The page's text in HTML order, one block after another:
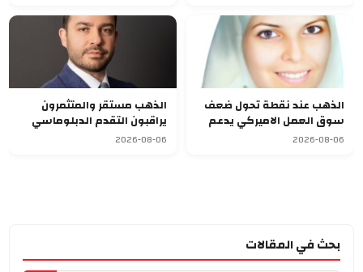
الذهب عند نقطة تحول ضعف
سوق العمل الاميركي يدعم
الصعود
2026-08-06
الذهب مستقر والمتثمرون
يراقبون التقدم الدبلوماسي
بالشرق الاوسط
2026-08-06
بحث في المقالات